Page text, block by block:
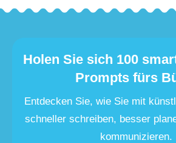
Holen Sie sich 100
Prompts fürs
Entdecken Sie, wie Sie mit
schneller schreiben, besser
kommunizieren.